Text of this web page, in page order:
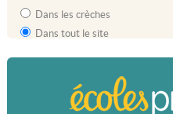
Dans les crèches
Dans tout le site